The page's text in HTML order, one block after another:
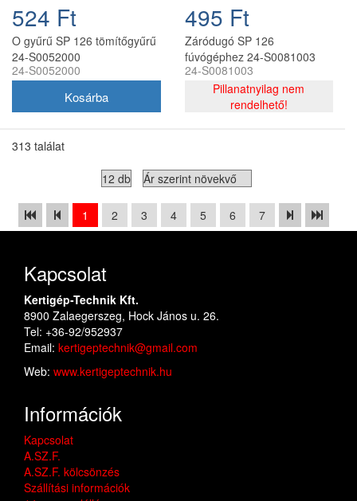
524 Ft
O gyűrű SP 126 tömítőgyűrű
24-S0052000
24-S0052000
495 Ft
Záródugó SP 126
fúvógéphez 24-S0081003
24-S0081003
Pillanatnyilag nem
rendelhető!
313 találat
1 2 3 4 5 6 7
Kapcsolat
Kertigép-Technik Kft.
8900 Zalaegerszeg, Hock János u. 26.
Tel: +36-92/952937
Email: kertigeptechnik@gmail.com
Web: www.kertigeptechnik.hu
Információk
Kapcsolat
A.SZ.F.
A.SZ.F. kölcsönzés
Szállítási információk